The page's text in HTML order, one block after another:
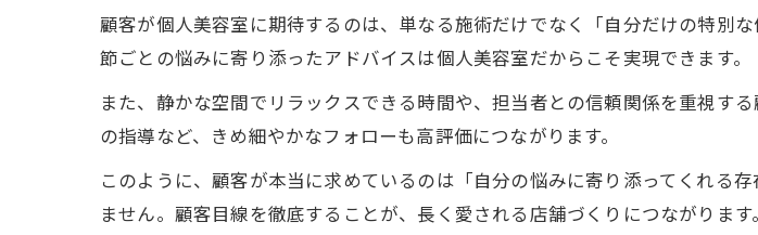
顧客が個人美容室に期待するのは、単なる施術だけでなく「自分だけの特別
節ごとの悩みに寄り添ったアドバイスは個人美容室だからこそ実現できます。
また、静かな空間でリラックスできる時間や、担当者との信頼関係を重視す
の指導など、きめ細やかなフォローも高評価につながります。
このように、顧客が本当に求めているのは「自分の悩みに寄り添ってくれる
ません。顧客目線を徹底することが、長く愛される店舗づくりにつながります。